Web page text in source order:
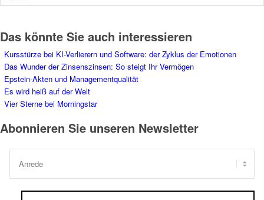
Das könnte Sie auch interessieren
Kursstürze bei KI-Verlierern und Software: der Zyklus der Emotionen
Das Wunder der Zinsenszinsen: So steigt Ihr Vermögen
Epstein-Akten und Managementqualität
Es wird heiß auf der Welt
Vier Sterne bei Morningstar
Abonnieren Sie unseren Newsletter